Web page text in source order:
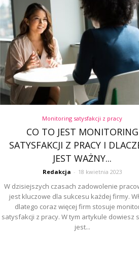
Monitoring satysfakcji z pracy
CO TO JEST MONITORING
SATYSFAKCJI Z PRACY I
JEST WAŻNY...
Redakcja - 18 kwietnia 2023
W dzisiejszych czasach zadowolenie
jest kluczowe dla sukcesu każdej firmy.
dlatego coraz więcej firm stosuje
satysfakcji z pracy. W tym artykule dowiesz
jest...